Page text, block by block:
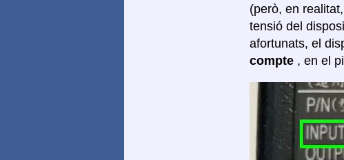
(però, en
tensió del
afortunats, el
compte , en el